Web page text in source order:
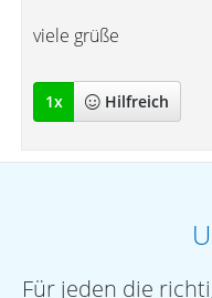
viele grüße
1x Hilfreich
Für jeden die